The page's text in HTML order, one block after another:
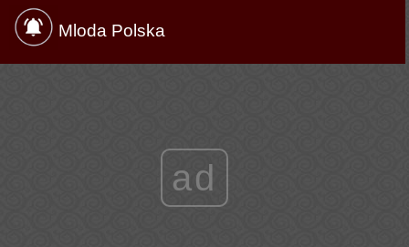
Mloda Polska
ad